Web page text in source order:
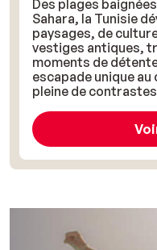
Des plages
Sahara, la Tunisie
paysages, de
vestiges antiques,
moments de
escapade unique
pleine de